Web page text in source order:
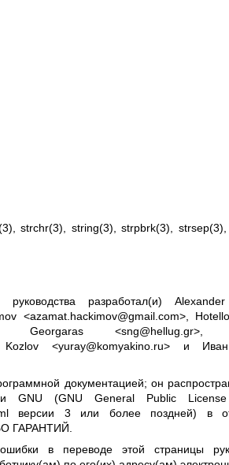
,strchr(3) string(3) ,strpbrk(3) strsep(3)
разработал(и)
<azamat.hackimov@gmail.com>,
Georgaras <sng@hellug.gr>,
Kozlov <yuray@komyakino.ru> и
документацией; он
GNU (GNU General Public
версии 3 или более поздней) в
ГАРАНТИЙ.
в переводе этой страницы